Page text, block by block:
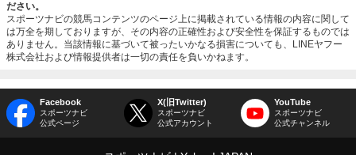
ださい。
スポーツナビの競馬コンテンツのページ上に掲載されている情報の内容に関して
は万全を期しておりますが、その内容の正確性および安全性を保証するものでは
ありません。当該情報に基づいて被ったいかなる損害についても、LINEヤフー
株式会社および情報提供者は一切の責任を負いかねます。
Facebook
スポーツナビ
公式ページ
X(旧Twitter)
スポーツナビ
公式アカウント
YouTube
スポーツナビ
公式チャンネル